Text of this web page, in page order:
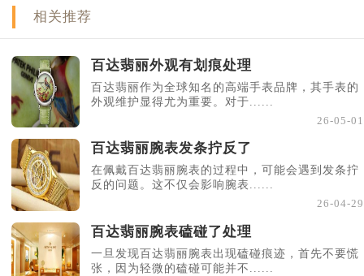
相关推荐
百达翡丽外观有划痕处理
百达翡丽作为全球知名的高端手表品牌，其手表的
外观维护显得尤为重要。对于......
26-05-01
百达翡丽腕表发条拧反了
在佩戴百达翡丽腕表的过程中，可能会遇到发条拧
反的问题。这不仅会影响腕表......
26-04-29
百达翡丽腕表磕碰了处理
一旦发现百达翡丽腕表出现磕碰痕迹，首先不要慌
张，因为轻微的磕碰可能并不......